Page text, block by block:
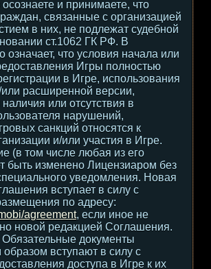
и принимаете, что
связанные с организацией
в них, не подлежат судебной
ст.1062 ГК РФ. В
означает, что условия начала или
Игры полностью
в Игре, использования
расширенной версии,
или отсутствия в
нарушений,
санкций относятся к
и/или участия в Игре.
(в том числе любая из его
быть изменено Лицензиаром без
уведомления. Новая
вступает в силу с
по адресу:
agreement, если иное не
новой редакцией Соглашения.
документы
вступают в силу с
доступа в Игре к их